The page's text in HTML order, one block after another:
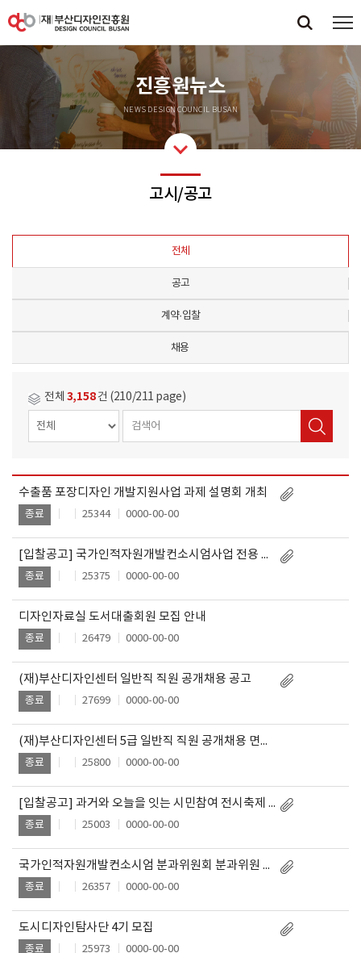
진흥원뉴스
NEWS DESIGN COUNCIL BUSAN
고시/공고
전체
공고
계약·입찰
채용
전체 3,158건 (210/211 page)
제
목
작
성
수출품 포장디자인 개발지원사업 과제 설명회 개최
종료 25344 0000-00-00
[입찰공고] 국가인적자원개발컨소시엄사업 전용 홈페이지 및 온라인 통합관리시스템 구축
종료 25375 0000-00-00
디자인자료실 도서대출회원 모집 안내
종료 26479 0000-00-00
(재)부산디자인센터 일반직 직원 공개채용 공고
종료 27699 0000-00-00
(재)부산디자인센터 5급 일반직 직원 공개채용 면접전형 결과 발표
종료 25800 0000-00-00
[입찰공고] 과거와 오늘을 잇는 시민참여 전시축제 전시 용역
종료 25003 0000-00-00
국가인적자원개발컨소시엄 분과위원회 분과위원 모집공고
종료 26357 0000-00-00
도시디자인탐사단 4기 모집
종료 25973 0000-00-00